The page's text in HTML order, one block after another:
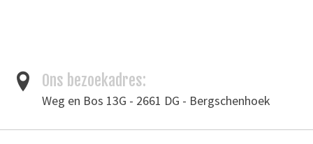
Ons bezoekadres:
Weg en Bos 13G - 2661 DG - Bergschenhoek